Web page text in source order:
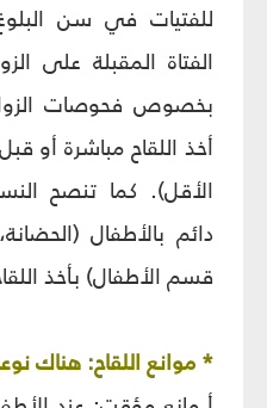
للفتيات في سن
الفتاة المقبلة على
بخصوص فحوصات
أخذ اللقاح مباشرة أو
الأقل). كما تنصح
دائم بالأطفال
قسم الأطفال) بأخذ
* موانع اللقاح: هناك